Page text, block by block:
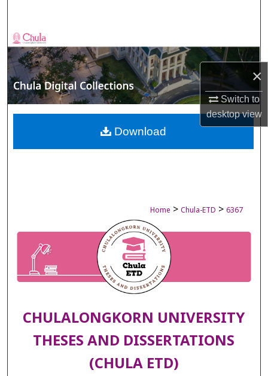
×
Switch to
desktopview
Browse Collections
My Account
About
Digital Commons Network™
Home > Chula-ETD > 6367
CHULALONGKORN UNIVERSITY
THESES AND DISSERTATIONS
(CHULA ETD)
Download